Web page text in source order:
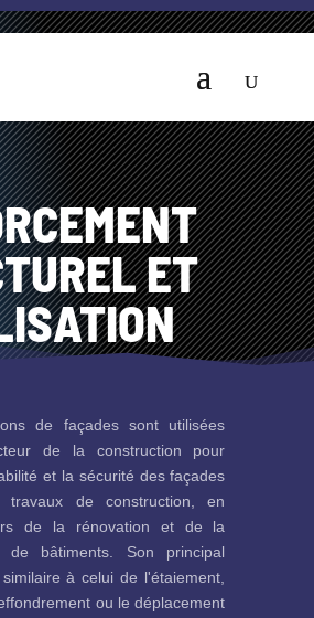
ET
de façades sont utilisées
de la construction pour
et la sécurité des façades
travaux de construction, en
de la rénovation et de la
de bâtiments. Son principal
à celui de l'étaiement,
ou le déplacement